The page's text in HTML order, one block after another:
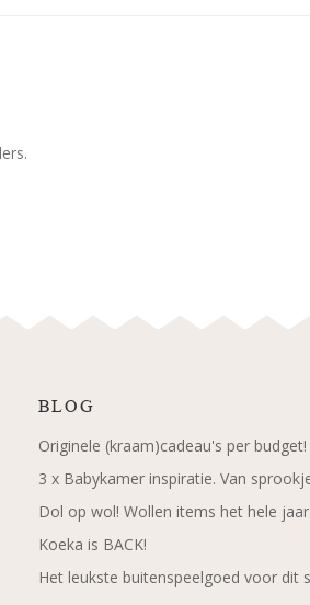
BLOG
Originele (kraam)cadeau's per budget!
3 x Babykamer inspiratie. Van
Dol op wol! Wollen items het hele
Koeka is BACK!
Het leukste buitenspeelgoed voor dit